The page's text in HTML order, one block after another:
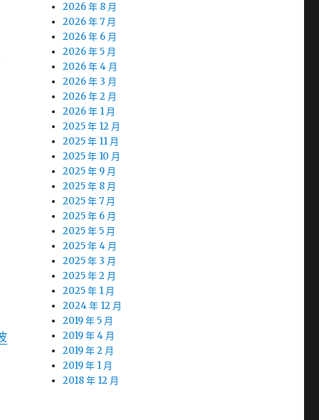
2026 年 8 月
2026 年 7 月
2026 年 6 月
2026 年 5 月
2026 年 4 月
2026 年 3 月
2026 年 2 月
2026 年 1 月
2025 年 12 月
2025 年 11 月
2025 年 10 月
2025 年 9 月
2025 年 8 月
2025 年 7 月
2025 年 6 月
2025 年 5 月
2025 年 4 月
2025 年 3 月
2025 年 2 月
2025 年 1 月
2024 年 12 月
2019 年 5 月
2019 年 4 月
2019 年 2 月
2019 年 1 月
2018 年 12 月